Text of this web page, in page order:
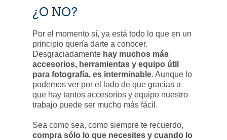
¿O NO?
Por el momento sí, ya está todo lo que en un
principio quería darte a conocer.
Desgraciadamente hay muchos más
accesorios, herramientas y equipo útil
para fotografía, es interminable. Aunque lo
podemos ver por el lado de que gracias a
que hay tantos accesorios y equipo nuestro
trabajo puede ser mucho más fácil.
Sea como sea, como siempre te recuerdo,
compra sólo lo que necesites y cuando lo